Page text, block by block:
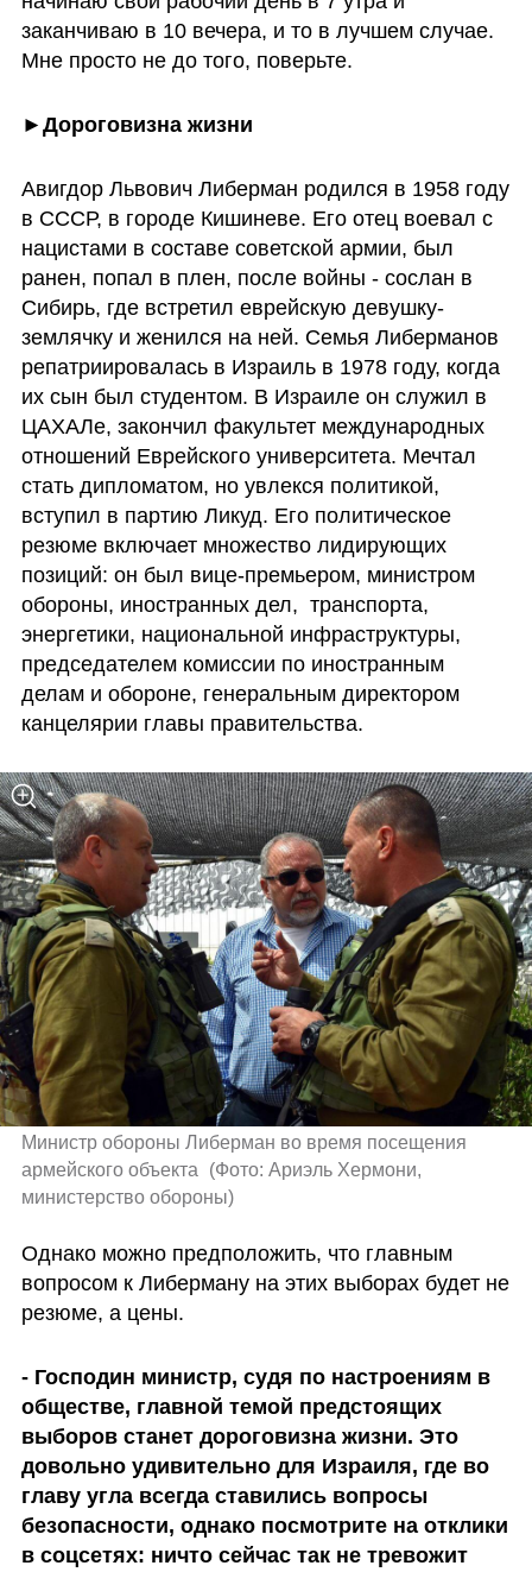
заканчиваю в 10 вечера, и то в лучшем случае.
Мне просто не до того, поверьте.
►Дороговизна жизни
Авигдор Львович Либерман родился в 1958 году
в СССР, в городе Кишиневе. Его отец воевал с
нацистами в составе советской армии, был
ранен, попал в плен, после войны - сослан в
Сибирь, где встретил еврейскую девушку-
землячку и женился на ней. Семья Либерманов
репатриировалась в Израиль в 1978 году, когда
их сын был студентом. В Израиле он служил в
ЦАХАЛе, закончил факультет международных
отношений Еврейского университета. Мечтал
стать дипломатом, но увлекся политикой,
вступил в партию Ликуд. Его политическое
резюме включает множество лидирующих
позиций: он был вице-премьером, министром
обороны, иностранных дел,  транспорта,
энергетики, национальной инфраструктуры,
председателем комиссии по иностранным
делам и обороне, генеральным директором
канцелярии главы правительства.
Министр обороны Либерман во время посещения
армейского объекта
(Фото: Ариэль Хермони,
министерство обороны)
Однако можно предположить, что главным
вопросом к Либерману на этих выборах будет не
резюме, а цены.
- Господин министр, судя по настроениям в
обществе, главной темой предстоящих
выборов станет дороговизна жизни. Это
довольно удивительно для Израиля, где во
главу угла всегда ставились вопросы
безопасности, однако посмотрите на отклики
в соцсетях: ничто сейчас так не тревожит